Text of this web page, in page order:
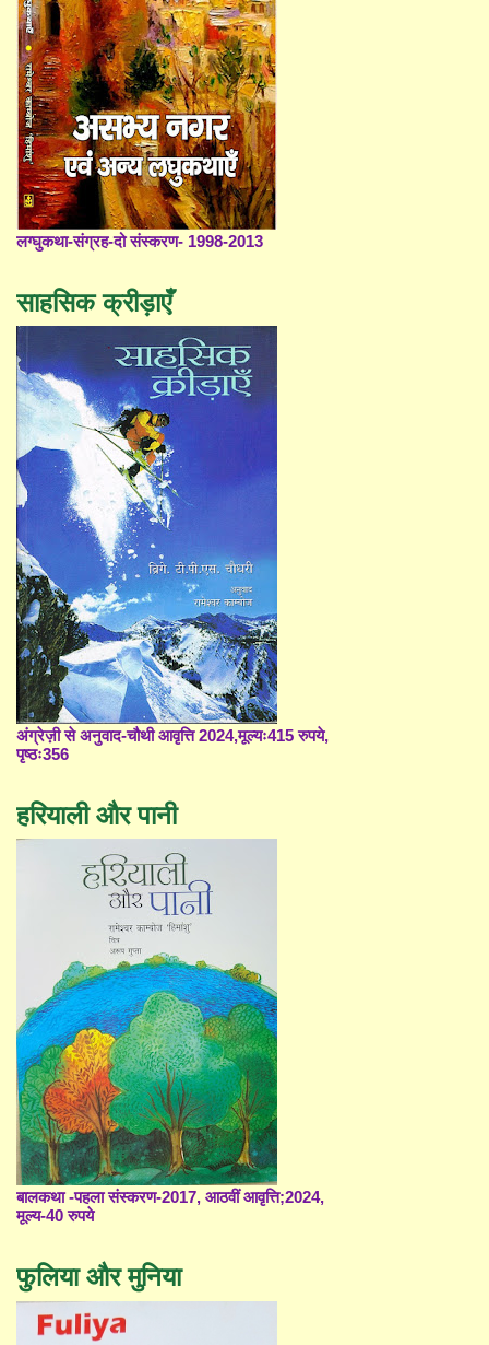
लग्घुकथा-संग्रह-दो संस्करण- 1998-2013
साहसिक क्रीड़ाएँ
अंग्रेज़ी से अनुवाद-चौथी आवृत्ति 2024,मूल्यः415 रुपये,
पृष्ठः356
हरियाली और पानी
बालकथा -पहला संस्करण-2017, आठवीं आवृत्ति;2024,
मूल्य-40 रुपये
फुलिया और मुनिया